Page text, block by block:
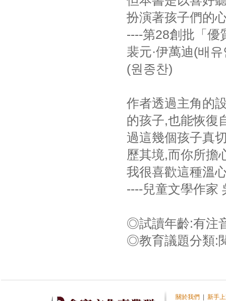
扮演著孩子們的
----第28創批「優
裴元·伊萬迪(배
(원종찬)
作者透過主角的
的孩子,也能恢
過這幾個孩子真
歷其境,而你所擔
我很喜歡這種溫
----兒童文學作家
◎試讀年齡:有注
◎教育議題分類:
關於我們
新手